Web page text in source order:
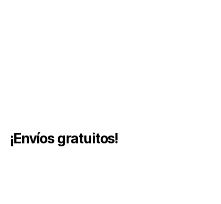
¡Envíos gratuitos!